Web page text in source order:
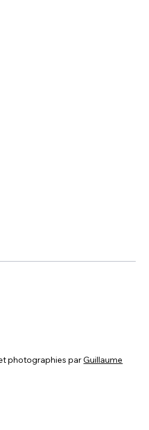
photographies parGuillaume